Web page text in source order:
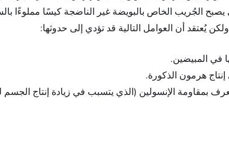
يصبح الجُريب الخاص بالبويضة غير الناضجة كيسًا
يُعتقد أن العوامل التالية قد تؤدي إلى حدوثها:
في المبيضين.
هرمون الذكورة.
بمقاومة الإنسولين (الذي يتسبب في زيادة إنتاج الجسم